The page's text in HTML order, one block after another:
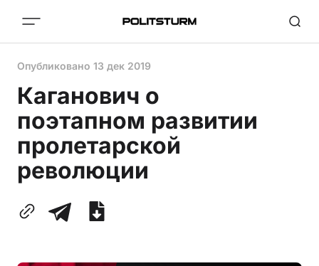
Опубликовано 13 дек 2019
Каганович о
поэтапном развитии
пролетарской
революции